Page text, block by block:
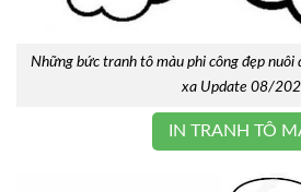
Những bức tranh tô màu phi công đẹp
xa Update 08/
IN TRANH TÔ